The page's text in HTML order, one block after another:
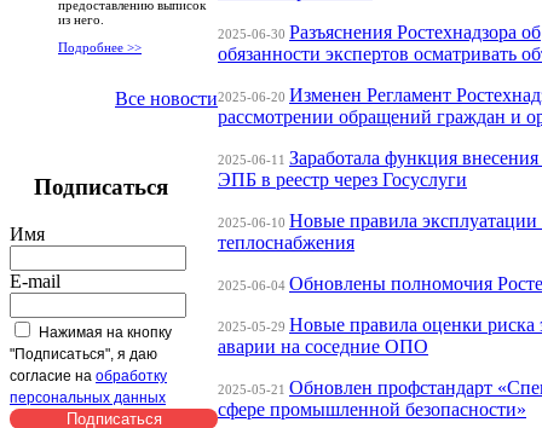
предоставлению выписок
из него.
Подробнее >>
Все новости
Подписаться
Имя
E-mail
Нажимая на кнопку
"Подписаться", я даю
согласие на обработку
персональных данных
2025-06-30 Разъяснения Ростехнадзора об
обязанности экспертов осматривать
2025-06-20 Изменен Регламент
рассмотрении обращений граждан и
2025-06-11 Заработала функция
ЭПБ в реестр через Госуслуги
2025-06-10 Новые правила эксплуатации
теплоснабжения
2025-06-04 Обновлены полномочия
2025-05-29 Новые правила оценки риска
аварии на соседние ОПО
2025-05-21 Обновлен профстандарт
сфере промышленной безопасности»